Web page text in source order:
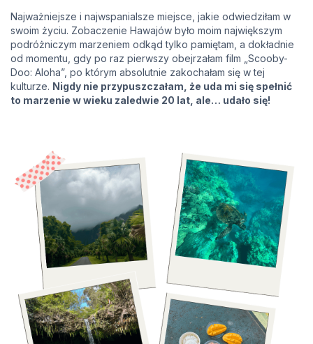
Najważniejsze i najwspanialsze miejsce, jakie odwiedziłam w
swoim życiu. Zobaczenie Hawajów było moim największym
podróżniczym marzeniem odkąd tylko pamiętam, a dokładnie
od momentu, gdy po raz pierwszy obejrzałam film „Scooby-
Doo: Aloha”, po którym absolutnie zakochałam się w tej
kulturze. Nigdy nie przypuszczałam, że uda mi się spełnić
to marzenie w wieku zaledwie 20 lat, ale… udało się!